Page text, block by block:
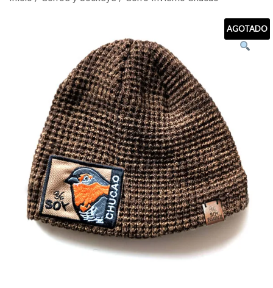
AGOTADO